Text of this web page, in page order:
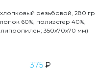
резьбовой, 280 гр
60%, полиэстер 40%,
350х70х70 мм)
375 ₽